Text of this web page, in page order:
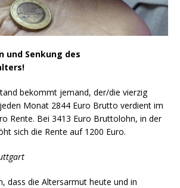
und Senkung des
bekommt jemand, der/die vierzig
Monat 2844 Euro Brutto verdient im
Rente. Bei 3413 Euro Bruttolohn, in der
sich die Rente auf 1200 Euro.
dass die Altersarmut heute und in